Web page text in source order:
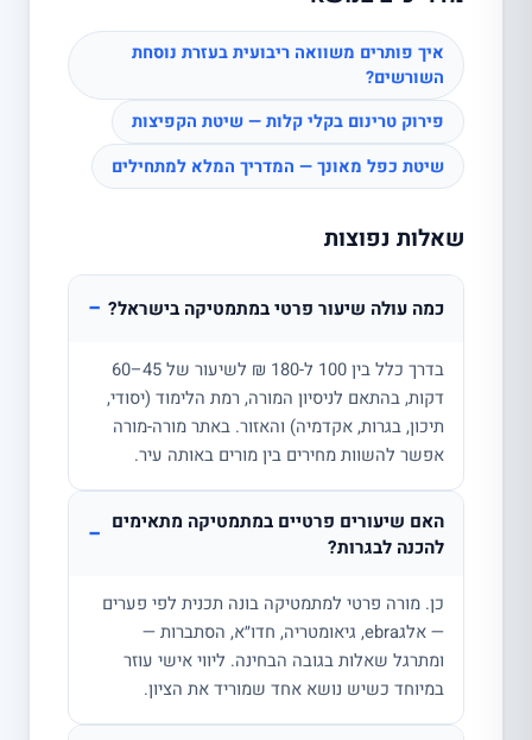
איך פותרים משוואה ריבועית בעזרת נוסחת
השורשים?
פירוק טרינום בקלי קלות — שיטת הקפיצות
שיטת כפל מאונך — המדריך המלא למתחילים
שאלות נפוצות
כמה עולה שיעור פרטי במתמטיקה בישראל? −
בדרך כלל בין 100 ל-180 ₪ לשיעור של 45–60
דקות, בהתאם לניסיון המורה, רמת הלימוד (יסודי,
תיכון, בגרות, אקדמיה) והאזור. באתר מורה-מורה
אפשר להשוות מחירים בין מורים באותה עיר.
האם שיעורים פרטיים במתמטיקה מתאימים
להכנה לבגרות?
−
כן. מורה פרטי למתמטיקה בונה תכנית לפי פערים
— אלגebra, גיאומטריה, חדו״א, הסתברות —
ומתרגל שאלות בגובה הבחינה. ליווי אישי עוזר
במיוחד כשיש נושא אחד שמוריד את הציון.